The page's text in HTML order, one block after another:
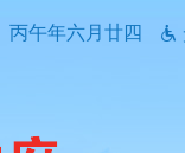
丙午年六月廿四